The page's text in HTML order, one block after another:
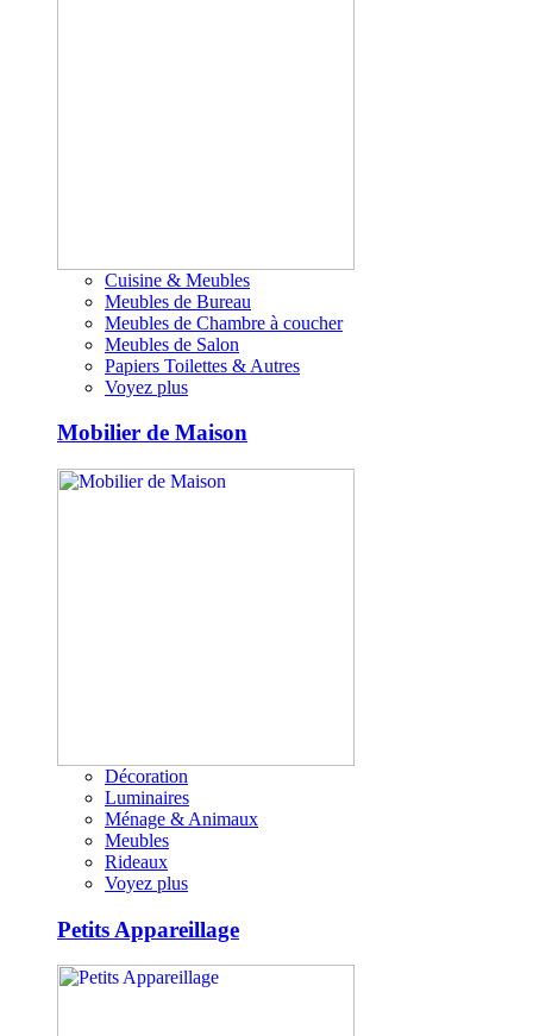
Cuisine & Meubles
Meubles de Bureau
Meubles de Chambre à coucher
Meubles de Salon
Papiers Toilettes & Autres
Voyez plus
Mobilier de Maison
Décoration
Luminaires
Ménage & Animaux
Meubles
Rideaux
Voyez plus
Petits Appareillage